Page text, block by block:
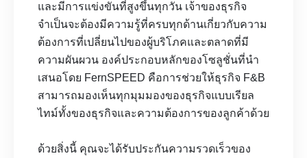
และมีการแข่งขันที่สูงขึ้นทุกวัน เจ้าของธุรกิจ
จำเป็นจะต้องมีความรู้ที่ครบทุกด้านเกี่ยวกับความ
ต้องการที่เปลี่ยนไปของผู้บริโภคและตลาดที่มี
ความผันผวน องค์ประกอบหลักของโซลูชั่นที่นำ
เสนอโดย FernSPEED คือการช่วยให้ธุรกิจ F&B
สามารถมองเห็นทุกมุมมองของธุรกิจแบบเรียล
ไทม์ทั้งของธุรกิจและความต้องการของลูกค้าด้วย
ด้วยสิ่งนี้ คุณจะได้รับประกันความรวดเร็วของ